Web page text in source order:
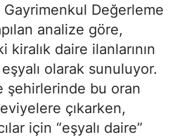
Gayrimenkul Değerleme
analize göre,
daire ilanlarının
olarak sunuluyor.
şehirlerinde bu oran
çıkarken,
için “eşyalı daire”